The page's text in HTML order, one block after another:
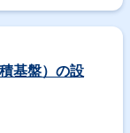
基盤）の設